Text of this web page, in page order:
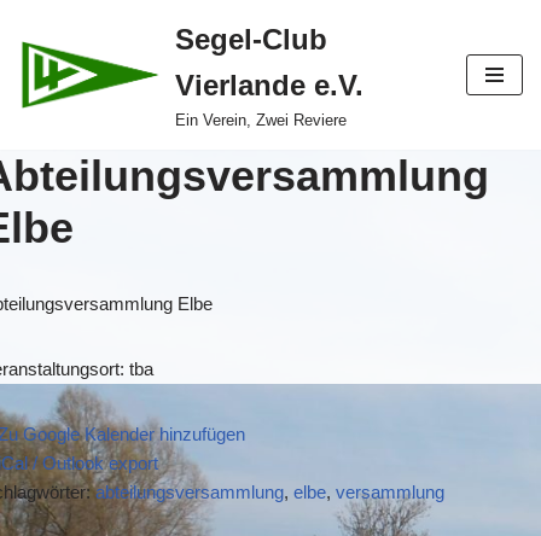
Zum
Inhalt
Segel-Club
Vierlande e.V.
Ein Verein, Zwei Reviere
Elbe
tba
Google Kalender hinzufügen
/ Outlook export
abteilungsversammlung, elbe, versammlung